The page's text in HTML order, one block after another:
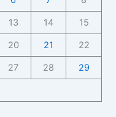
13 14 15
20 21 22
27 28 29